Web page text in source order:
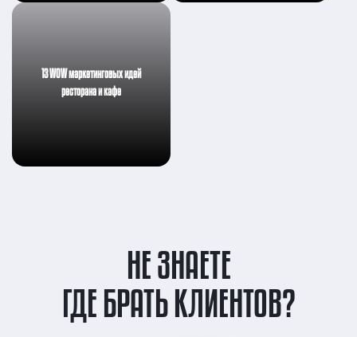
13 WOW маркетинговых идей
ресторана и кафе
ГДЕ БРАТЬ КЛИЕНТОВ?
НЕ ЗНАЕТЕ